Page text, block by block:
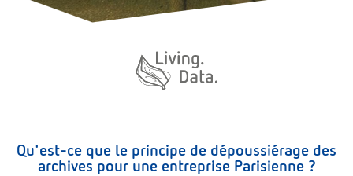
Qu'est-ce que le principe de dépoussiérage des
archives pour une entreprise Parisienne ?